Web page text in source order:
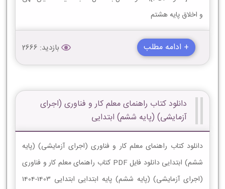
و اخلاق پایه هشتم
+ ادامه مطلب بازدید: 2666
دانلود کتاب راهنمای معلم کار و فناوری (اجرای
آزمایشی) (پایه ششم) ابتدایی
دانلود کتاب راهنمای معلم کار و فناوری (اجرای آزمایشی) (پایه
ششم) ابتدایی دانلود فایل PDF کتاب راهنمای معلم کار و فناوری
(اجرای آزمایشی) (پایه ششم) پایه ابتدایی ابتدایی 1403-1404